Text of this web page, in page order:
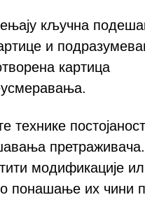
кључна
и
картица
модификације
понашање их чини